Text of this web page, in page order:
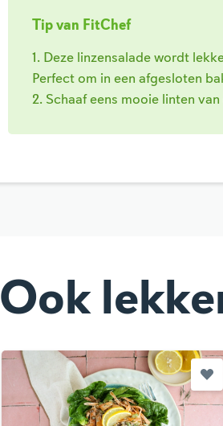
Tip van FitChef
1. Deze linzensalade wordt
Perfect om in een afgesloten
2. Schaaf eens mooie linten
Ook